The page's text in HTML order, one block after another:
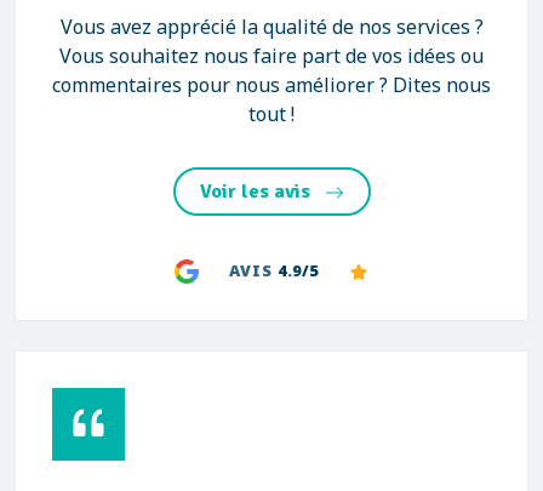
Vous avez apprécié la qualité de nos services ?
Vous souhaitez nous faire part de vos idées ou
commentaires pour nous améliorer ? Dites nous
tout !
Voir les avis
AVIS 4.9/5